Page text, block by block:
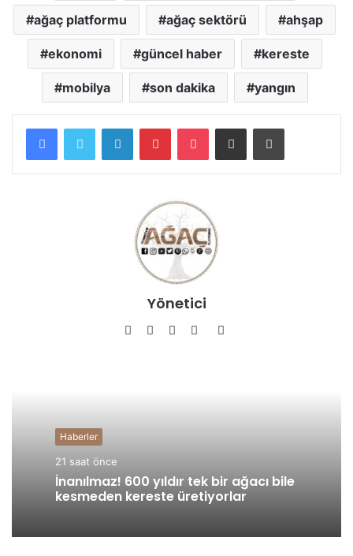
ağaç platformu ağaç sektörü ahşap
ekonomi güncel haber kereste
mobilya son dakika yangın
FacebookTwitter LinkedIn PinterestPocket E-Posta ile paylaş
Yönetici
Facebook
TwitterYouTubePinterest
Haberler
21 saat önce
İnanılmaz! 600 yıldır tek bir ağacı bile
kesmeden kereste üretiyorlar